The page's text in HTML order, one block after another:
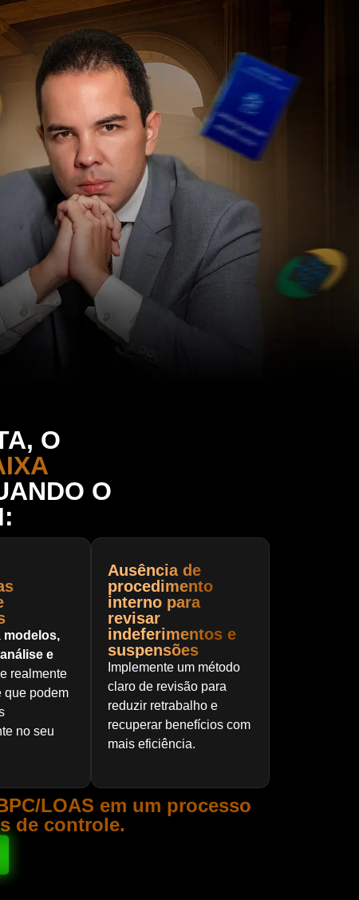
O
O
modelos,
e
realmente
que podem
no seu
Ausência de
procedimento
interno para
revisar
indeferimentos e
suspensões
Implemente um método
claro de revisão para
reduzir retrabalho e
recuperar benefícios com
mais eficiência.
LOAS em um processo
de controle.